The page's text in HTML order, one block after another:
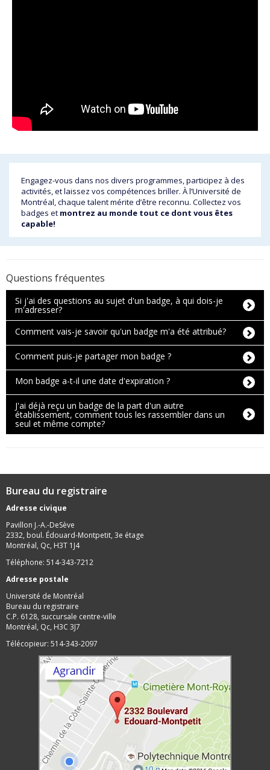
Engagez-vous dans nos divers programmes, participez à des
activités, et laissez vos compétences briller. À l’Université de
Montréal, chaque talent mérite d’être reconnu. Collectez vos
badges et montrez au monde tout ce dont vous êtes
capable!
Questions fréquentes
Si j'ai des questions au sujet d'un badge, à qui dois-je
m'adresser?
Comment vais-je savoir qu'un badge m'a été attribué?
Comment puis-je partager mon badge ?
Mon badge a-t-il une date d'expiration ?
J'ai déjà reçu un badge de la part d'un autre
établissement, comment tous les rassembler dans un
seul et même compte?
Bureau du registraire
Adresse civique
Pavillon J.-A.-DeSève
2332, boul. Édouard-Montpetit, 3e étage
Montréal, Qc, H3T 1J4
Téléphone: 514-343-7212
Adresse postale
Université de Montréal
Bureau du registraire
C.P. 6128, succursale centre-ville
Montréal, Qc, H3C 3J7
Télécopieur: 514-343-2097